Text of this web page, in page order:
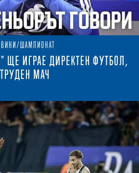
ШАМПИОНАТ
ЩЕ ИГРАЕ ДИРЕКТЕН ФУТБОЛ,
МАЧ